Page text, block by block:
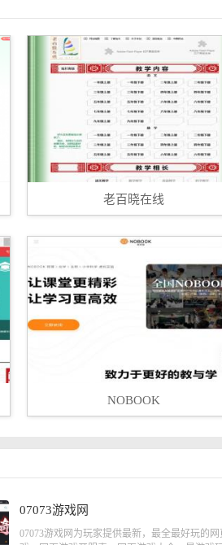
老百晓在线
NOBOOK
07073游戏网
07073游戏网为玩家提供最新，最全最好玩的网